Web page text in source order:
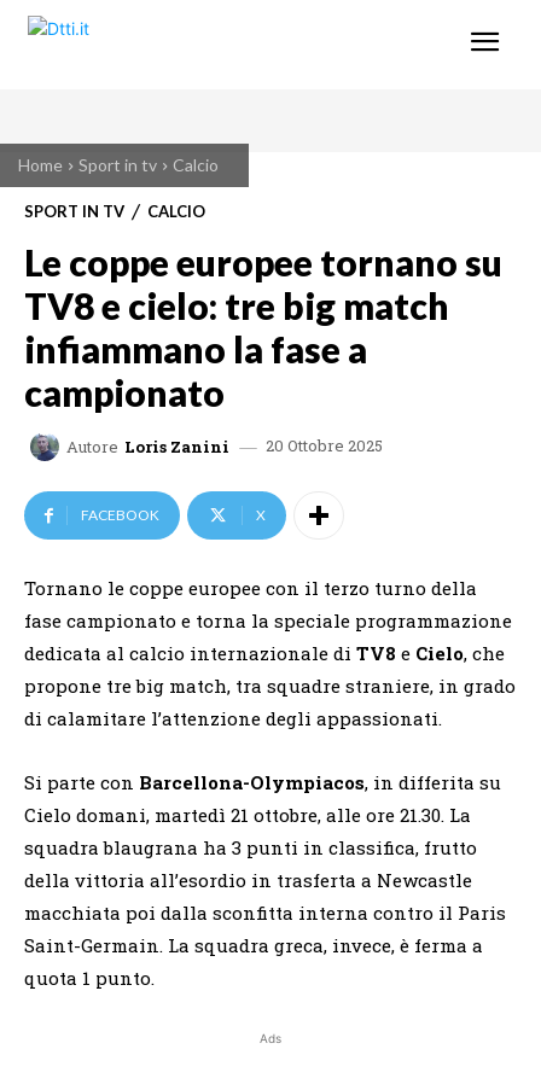
Home Sport in tv Calcio
SPORT IN TV CALCIO
Le coppe europee tornano su
TV8 e cielo: tre big match
infiammano la fase a
campionato
Autore Loris Zanini 20 Ottobre 2025
FACEBOOK X
Tornano le coppe europee con il terzo turno della
fase campionato e torna la speciale programmazione
dedicata al calcio internazionale di TV8 e Cielo, che
propone tre big match, tra squadre straniere, in grado
di calamitare l’attenzione degli appassionati.
Si parte con Barcellona-Olympiacos, in differita su
Cielo domani, martedì 21 ottobre, alle ore 21.30. La
squadra blaugrana ha 3 punti in classifica, frutto
della vittoria all’esordio in trasferta a Newcastle
macchiata poi dalla sconfitta interna contro il Paris
Saint-Germain. La squadra greca, invece, è ferma a
quota 1 punto.
Ads